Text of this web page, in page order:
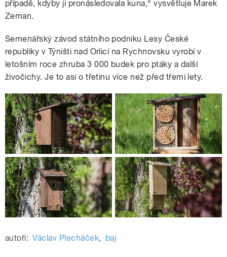
případě, kdyby ji pronásledovala kuna,“ vysvětluje Marek
Zeman.
Semenářský závod státního podniku Lesy České
republiky v Týništi nad Orlicí na Rychnovsku vyrobí v
letošním roce zhruba 3 000 budek pro ptáky a další
živočichy. Je to asi o třetinu více než před třemi lety.
autoři: Václav Plecháček, baj